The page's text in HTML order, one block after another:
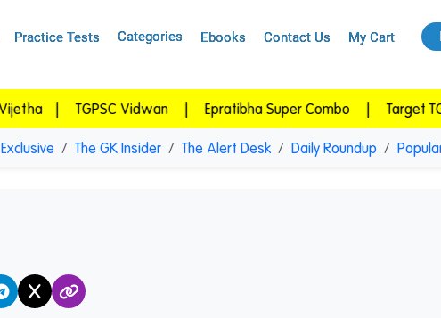
Exclusive The GK Insider The Alert Desk Daily Roundup
X
Practice Tests Categories Ebooks Contact Us My Cart
| TGPSC Vidwan | Epratibha Super Combo | Target TGPSC |